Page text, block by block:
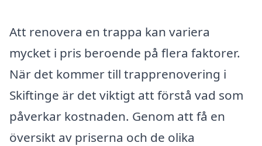
Att renovera en trappa kan variera
mycket i pris beroende på flera faktorer.
När det kommer till trapprenovering i
Skiftinge är det viktigt att förstå vad som
påverkar kostnaden. Genom att få en
översikt av priserna och de olika